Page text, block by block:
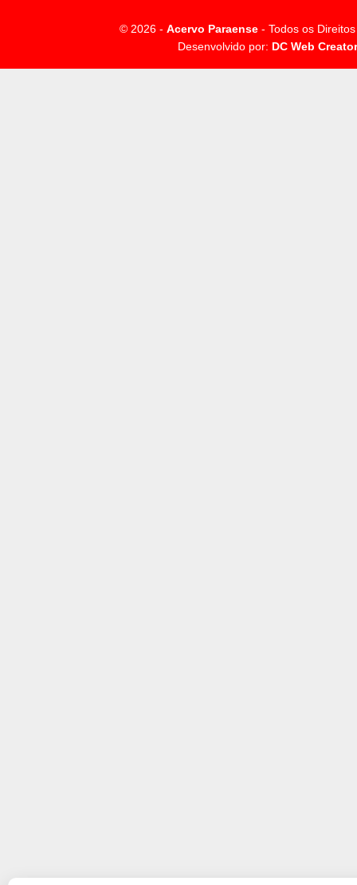
© 2026 - Acervo Paraense - Todos os
Desenvolvido por: DC Web